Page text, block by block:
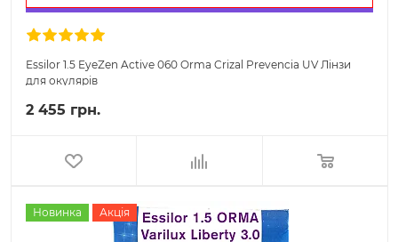
Essilor 1.5 EyeZen Active 060 Orma Crizal Prevencia UV Лінзи
для окулярів
2 455 грн.
Новинка Акція